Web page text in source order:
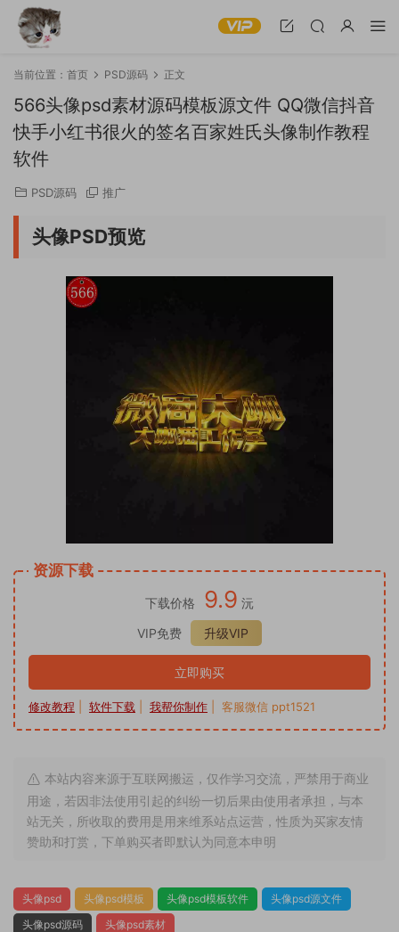
当前位置： 首页 PSD源码 正文
566头像psd素材源码模板源文件 QQ微信抖音
快手小红书很火的签名百家姓氏头像制作教程
软件
PSD源码 推广
头像PSD预览
资源下载
下载价格 9.9 沅
VIP免费
升级VIP
立即购买
修改教程 软件下载 我帮你制作 | 客服微信 ppt1521
本站内容来源于互联网搬运，仅作学习交流，严禁用于商业
用途，若因非法使用引起的纠纷一切后果由使用者承担，与本
站无关，所收取的费用是用来维系站点运营，性质为买家友情
赞助和打赏，下单购买者即默认为同意本申明
头像psd 头像psd模板 头像psd模板软件
头像psd源文件
头像psd源码
头像psd素材